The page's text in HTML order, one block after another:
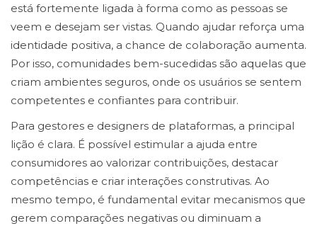
está fortemente ligada à forma como as pessoas se
veem e desejam ser vistas. Quando ajudar reforça uma
identidade positiva, a chance de colaboração aumenta.
Por isso, comunidades bem-sucedidas são aquelas que
criam ambientes seguros, onde os usuários se sentem
competentes e confiantes para contribuir.
Para gestores e designers de plataformas, a principal
lição é clara. É possível estimular a ajuda entre
consumidores ao valorizar contribuições, destacar
competências e criar interações construtivas. Ao
mesmo tempo, é fundamental evitar mecanismos que
gerem comparações negativas ou diminuam a